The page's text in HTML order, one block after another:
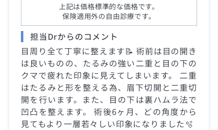
上記は価格標準的な価格です。
保険適用外の自由診療です。
担当Drからのコメント
目周り全て丁寧に整えます📝 術前は目の開き
は良いものの、たるみの強い二重と目の下の
クマで疲れた印象に見えてしまいます。 二重
はたるみと形を整える為、眉下切開と二重切
開を行います。また、目の下は裏ハムラ法で
凹凸を整えます。 術後6ヶ月、どの角度から
見てもより一層若々しい印象になりました🫧